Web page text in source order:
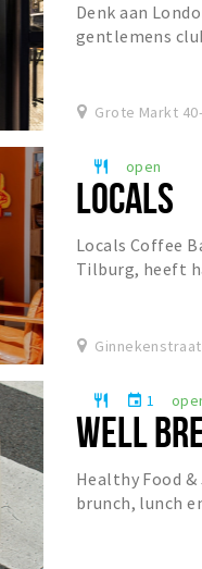
Denk aan
gentlemens
Grote Markt
restaurant open
LOCALS
Locals Coffee
Tilburg, heeft
restaurant event 1
WELL
Healthy Food
brunch, lunch